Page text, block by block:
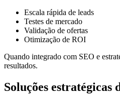
Escala rápida de leads
Testes de mercado
Validação de ofertas
Otimização de ROI
Quando integrado com SEO e
resultados.
Soluções estratégicas